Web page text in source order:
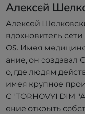
Алексей
Алексей
вдохновитель
OS. Имея
ание, он создавал
о, где людям
имея крупное
C "TORHOVYI DIM
ение открыть